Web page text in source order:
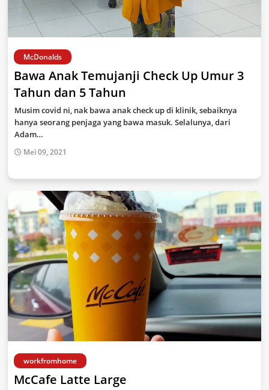
McDonalds
Bawa Anak Temujanji Check Up Umur 3
Tahun dan 5 Tahun
Musim covid ni, nak bawa anak check up di klinik, sebaiknya
hanya seorang penjaga yang bawa masuk. Selalunya, dari
Adam…
Mei 09, 2021
workfromhome
McCafe Latte Large